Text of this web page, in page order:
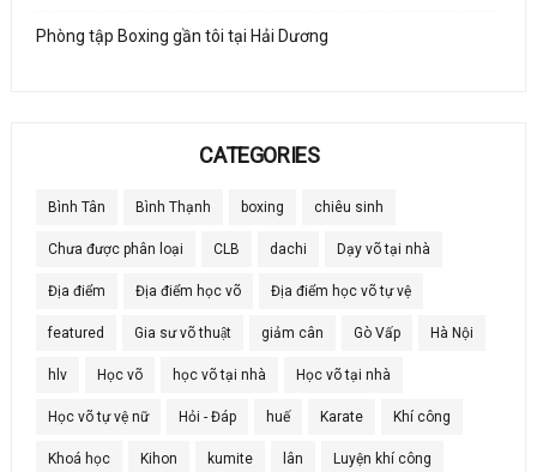
Phòng tập Boxing gần tôi tại Hải Dương
CATEGORIES
Bình Tân Bình Thạnh boxing chiêu sinh
Chưa được phân loại CLB dachi Dạy võ tại nhà
Địa điểm Địa điểm học võ Địa điểm học võ tự vệ
featured Gia sư võ thuật giảm cân Gò Vấp Hà Nội
hlv Học võ học võ tại nhà Học võ tại nhà
Học võ tự vệ nữ Hỏi - Đáp huế Karate Khí công
Khoá học Kihon kumite lân Luyện khí công